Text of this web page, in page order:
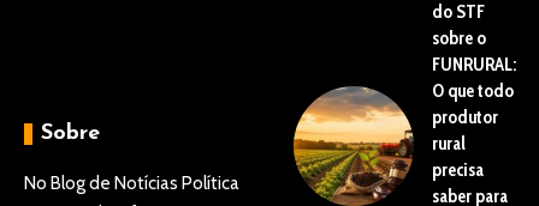
Sobre
No Blog de Notícias Política
do STF
sobre o
FUNRURAL:
O que todo
produtor
rural
precisa
saber para